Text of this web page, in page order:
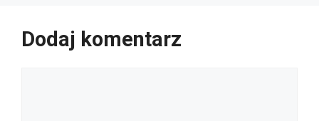
Dodaj komentarz